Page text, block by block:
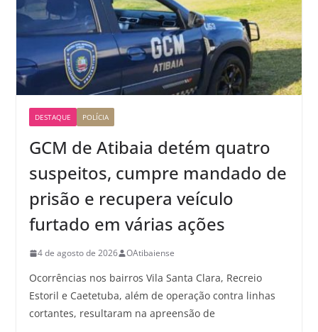
DESTAQUE POLÍCIA
GCM de Atibaia detém quatro
suspeitos, cumpre mandado de
prisão e recupera veículo
furtado em várias ações
4 de agosto de 2026 OAtibaiense
Ocorrências nos bairros Vila Santa Clara, Recreio
Estoril e Caetetuba, além de operação contra linhas
cortantes, resultaram na apreensão de